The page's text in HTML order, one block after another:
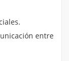
entre